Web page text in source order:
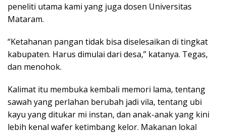
peneliti utama kami yang juga dosen Universitas
Mataram.
“Ketahanan pangan tidak bisa diselesaikan di tingkat
kabupaten. Harus dimulai dari desa,” katanya. Tegas,
dan menohok.
Kalimat itu membuka kembali memori lama, tentang
sawah yang perlahan berubah jadi vila, tentang ubi
kayu yang ditukar mi instan, dan anak-anak yang kini
lebih kenal wafer ketimbang kelor. Makanan lokal